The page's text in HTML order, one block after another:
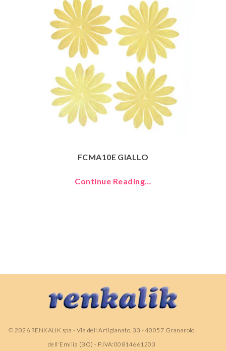
FCMA10E GIALLO
Continue Reading…
© 2026 RENKALIK spa - Via dell'Artigianato, 33 - 40057 Granarolo
dell'Emilia (BO) - P.IVA:00814661203